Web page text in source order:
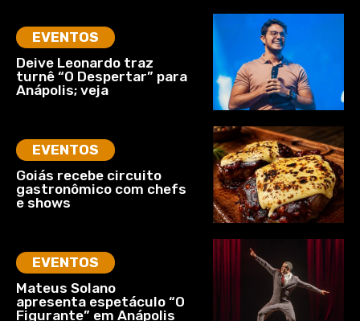
EVENTOS
Deive Leonardo traz
turnê “O Despertar” para
Anápolis; veja
EVENTOS
Goiás recebe circuito
gastronômico com chefs
e shows
EVENTOS
Mateus Solano
apresenta espetáculo “O
Figurante” em Anápolis